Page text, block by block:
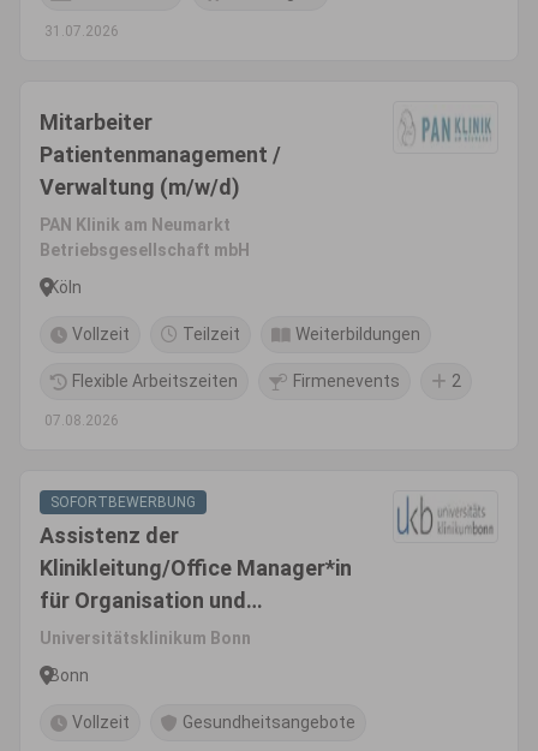
31.07.2026
Mitarbeiter
Patientenmanagement /
Verwaltung (m/w/d)
PAN Klinik am Neumarkt
Betriebsgesellschaft mbH
Köln
Vollzeit Teilzeit Weiterbildungen
Flexible Arbeitszeiten Firmenevents 2
07.08.2026
SOFORTBEWERBUNG
Assistenz der
Klinikleitung/Office Manager*in
für Organisation und
Digitalisierung (m/w/d)
Universitätsklinikum Bonn
Bonn
Vollzeit Gesundheitsangebote